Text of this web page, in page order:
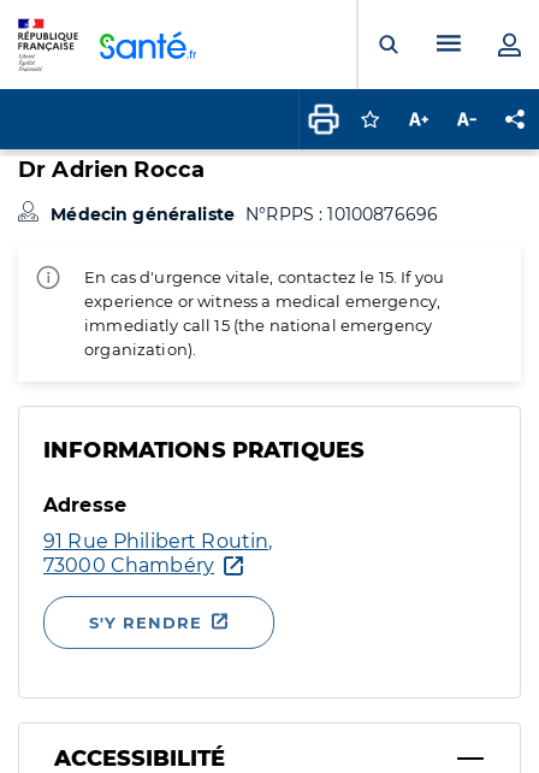
Ouvrir laMenu
Connectez-vous
Augmenter la
Dr Adrien Rocca
Médecin généraliste N°RPPS : 10100876696
En cas d'urgence vitale, contactez le 15. If you
experience or witness a medical emergency,
immediatly call 15 (the national emergency
organization).
INFORMATIONS PRATIQUES
Adresse
91 Rue Philibert Routin,
73000 Chambéry
S'Y RENDRE
ACCESSIBILITÉ